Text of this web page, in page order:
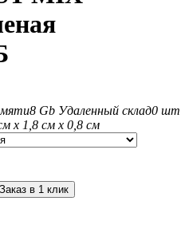
8 Gb Удаленный склад0 шт
х 1,8 см х 0,8 см
Заказ в 1 клик